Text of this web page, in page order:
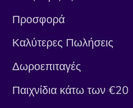
Προσφορά
Καλύτερες Πωλήσεις
Δωροεπιταγές
Παιχνίδια κάτω των €20